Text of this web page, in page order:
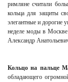
римляне считали
кольца для защиты
элегантные и дорогие
неделе моды в
Александр
Кольцо на пальце
обладающего